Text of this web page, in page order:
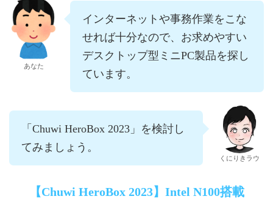
あなた
インターネットや事務作業をこな
せれば十分なので、お求めやすい
デスクトップ型ミニPC製品を探し
ています。
「Chuwi HeroBox 2023」を検討し
てみましょう。
くにりきラウ
【Chuwi HeroBox 2023】Intel N100搭載